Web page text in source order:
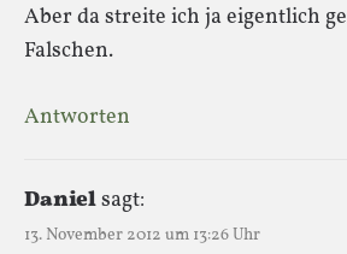
Aber da streite ich ja eigentlich
Falschen.
Antworten
Danielsagt:
13. November 2012 um 13:26 Uhr